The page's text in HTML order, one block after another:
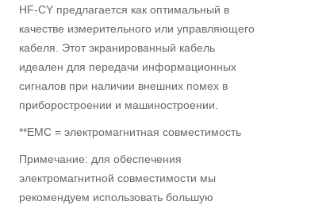
HF-CY предлагается как оптимальный в
качестве измерительного или управляющего
кабеля. Этот экранированный кабель
идеален для передачи информационных
сигналов при наличии внешних помех в
приборостроении и машиностроении.
**EMC = электромагнитная совместимость
Примечание: для обеспечения
электромагнитной совместимости мы
рекомендуем использовать большую